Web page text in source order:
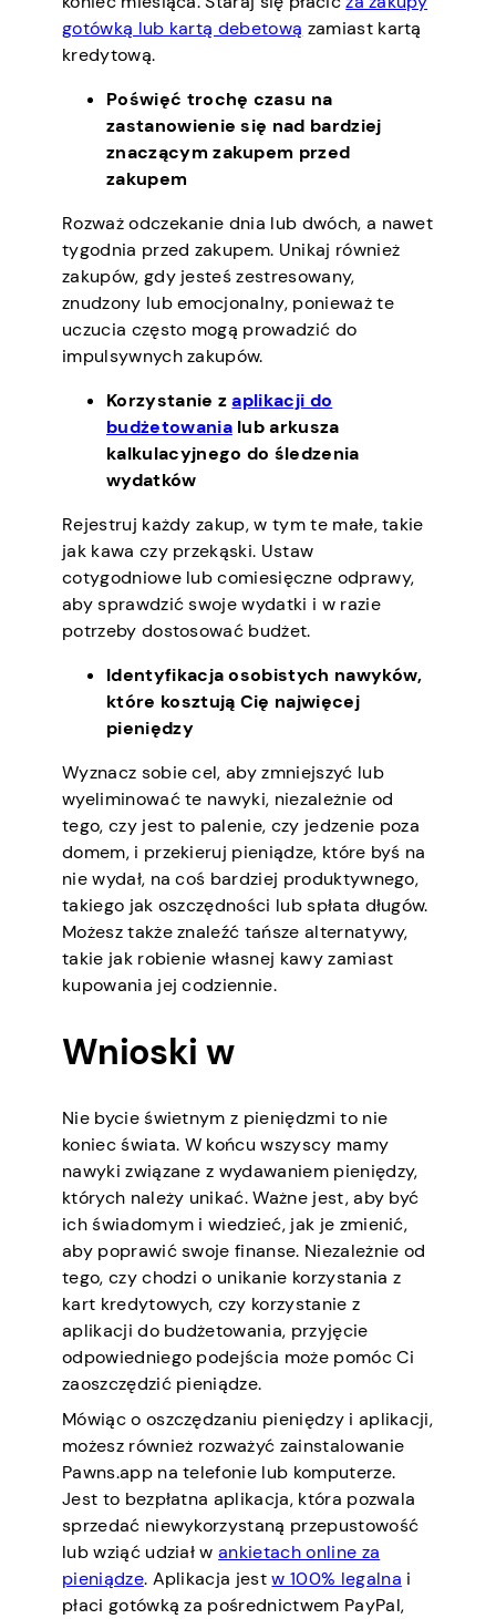
gotówką lub kartą debetową zamiast kartą
kredytową.
Poświęć trochę czasu na
zastanowienie się nad bardziej
znaczącym zakupem przed
zakupem
Rozważ odczekanie dnia lub dwóch, a nawet
tygodnia przed zakupem. Unikaj również
zakupów, gdy jesteś zestresowany,
znudzony lub emocjonalny, ponieważ te
uczucia często mogą prowadzić do
impulsywnych zakupów.
Korzystanie zaplikacji do
budżetowanialub arkusza
kalkulacyjnego do śledzenia
wydatków
Rejestruj każdy zakup, w tym te małe, takie
jak kawa czy przekąski. Ustaw
cotygodniowe lub comiesięczne odprawy,
aby sprawdzić swoje wydatki i w razie
potrzeby dostosować budżet.
Identyfikacja osobistych nawyków,
które kosztują Cię najwięcej
pieniędzy
Wyznacz sobie cel, aby zmniejszyć lub
wyeliminować te nawyki, niezależnie od
tego, czy jest to palenie, czy jedzenie poza
domem, i przekieruj pieniądze, które byś na
nie wydał, na coś bardziej produktywnego,
takiego jak oszczędności lub spłata długów.
Możesz także znaleźć tańsze alternatywy,
takie jak robienie własnej kawy zamiast
kupowania jej codziennie.
Wnioski w
Nie bycie świetnym z pieniędzmi to nie
koniec świata. W końcu wszyscy mamy
nawyki związane z wydawaniem pieniędzy,
których należy unikać. Ważne jest, aby być
ich świadomym i wiedzieć, jak je zmienić,
aby poprawić swoje finanse. Niezależnie od
tego, czy chodzi o unikanie korzystania z
kart kredytowych, czy korzystanie z
aplikacji do budżetowania, przyjęcie
odpowiedniego podejścia może pomóc Ci
zaoszczędzić pieniądze.
Mówiąc o oszczędzaniu pieniędzy i aplikacji,
możesz również rozważyć zainstalowanie
Pawns.app na telefonie lub komputerze.
Jest to bezpłatna aplikacja, która pozwala
sprzedać niewykorzystaną przepustowość
lub wziąć udział wankietach online za
pieniądze. Aplikacja jestw 100% legalna i
płaci gotówką za pośrednictwem PayPal,